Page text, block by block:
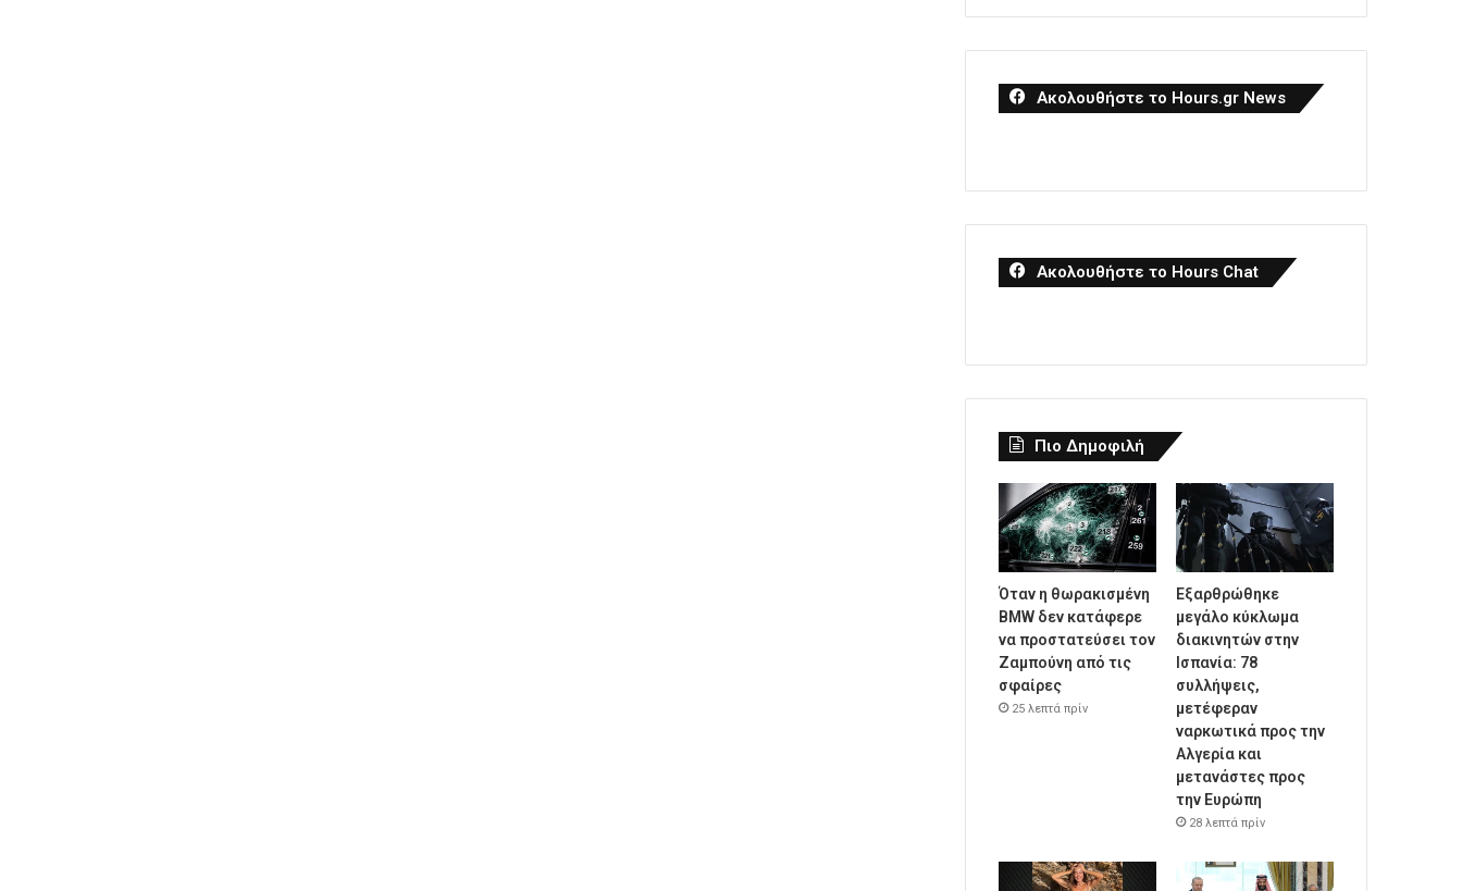
Ακολουθήστε το Hours.gr News
Ακολουθήστε το Hours Chat
Πιο Δημοφιλή
Όταν η θωρακισμένη
BMW δεν κατάφερε
να προστατεύσει τον
Ζαμπούνη από τις
σφαίρες
25 λεπτά πρίν
Εξαρθρώθηκε
μεγάλο κύκλωμα
διακινητών στην
Ισπανία: 78
συλλήψεις,
μετέφεραν
ναρκωτικά προς την
Αλγερία και
μετανάστες προς
την Ευρώπη
28 λεπτά πρίν